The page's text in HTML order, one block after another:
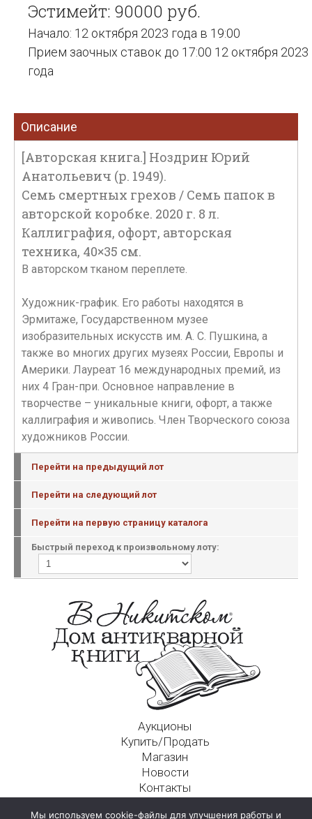
Эстимейт: 90000 руб.
Начало: 12 октября 2023 года в 19:00
Прием заочных ставок до 17:00 12 октября 2023
года
Описание
[Авторская книга.] Ноздрин Юрий
Анатольевич (р. 1949).
Семь смертных грехов / Семь папок в
авторской коробке. 2020 г. 8 л.
Каллиграфия, офорт, авторская
техника, 40×35 см.
В авторском тканом переплете.
Художник-график. Его работы находятся в
Эрмитаже, Государственном музее
изобразительных искусств им. А. С. Пушкина, а
также во многих других музеях России, Европы и
Америки. Лауреат 16 международных премий, из
них 4 Гран-при. Основное направление в
творчестве – уникальные книги, офорт, а также
каллиграфия и живопись. Член Творческого союза
художников России.
Перейти на предыдущий лот
Перейти на следующий лот
Перейти на первую страницу каталога
Быстрый переход к произвольному лоту:
Аукционы
Купить/Продать
Магазин
Новости
Контакты
Мы используем cookie-файлы для улучшения работы и